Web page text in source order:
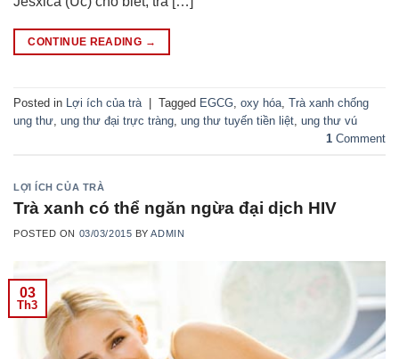
CONTINUE READING →
Posted in Lợi ích của trà Tagged EGCG oxy hóa Trà xanh chống
ung thư ung thư đại trực tràng ung thư tuyến tiền liệt ung thư vú
1 Comment
LỢI ÍCH CỦA TRÀ
Trà xanh có thể ngăn ngừa đại dịch HIV
POSTED ON 03/03/2015 BYADMIN
03
Th3